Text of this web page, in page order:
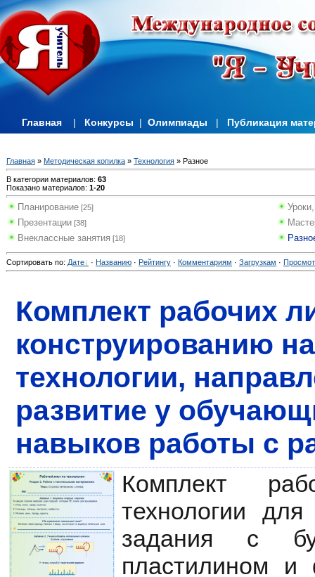
Главная | Конкурсы | Олимпиады | Публикация
Главная » Методическая копилка » Технология » Разное
В категории материалов: 63
Показано материалов: 1-20
Планирование [25]
Презентации [38]
Внеклассные занятия [18]
Сортировать по: Дате · Названию · Рейтингу · Комментариям · Загрузкам ·
Комплект рабочих
конструированию
технологии,
развитие у
навыков работы с
Комплект
технологии
задания с
пластилином и